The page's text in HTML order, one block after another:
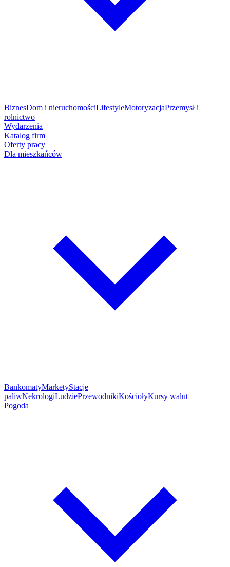
BiznesDom i nieruchomościLifestyleMotoryzacjaPrzemysł i
rolnictwo
Wydarzenia
Katalog firm
Oferty pracy
Dla mieszkańców
BankomatyMarketyStacje
paliwNekrologiLudziePrzewodnikiKościołyKursy walut
Pogoda